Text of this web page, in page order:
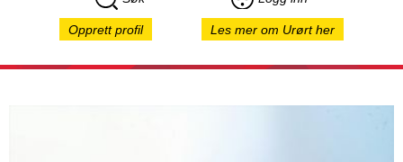
Opprett profil Les mer om Urørt her